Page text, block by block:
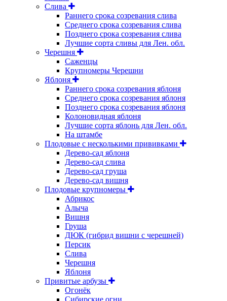
Слива
Раннего срока созревания слива
Среднего срока созревания слива
Позднего срока созревания слива
Лучшие сорта сливы для Лен. обл.
Черешня
Саженцы
Крупномеры Черешни
Яблоня
Раннего срока созревания яблоня
Среднего срока созревания яблоня
Позднего срока созревания яблоня
Колоновидная яблоня
Лучшие сорта яблонь для Лен. обл.
На штамбе
Плодовые с несколькими прививками
Дерево-сад яблоня
Дерево-сад слива
Дерево-сад груша
Дерево-сад вишня
Плодовые крупномеры
Абрикос
Алыча
Вишня
Груша
ДЮК (гибрид вишни с черешней)
Персик
Слива
Черешня
Яблоня
Привитые арбузы
Огонёк
Сибирские огни